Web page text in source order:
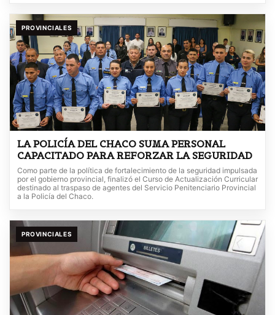
PROVINCIALES
LA POLICÍA DEL CHACO SUMA PERSONAL
CAPACITADO PARA REFORZAR LA SEGURIDAD
Como parte de la política de fortalecimiento de la seguridad impulsada
por el gobierno provincial, finalizó el Curso de Actualización Curricular
destinado al traspaso de agentes del Servicio Penitenciario Provincial
a la Policía del Chaco.
PROVINCIALES